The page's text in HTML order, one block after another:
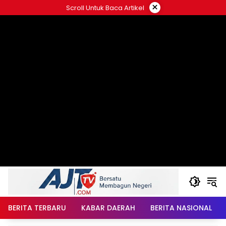
ke
Scroll Untuk Baca Artikel ×
BERITA TERBARU KABAR DAERAH BERITA NASIONAL